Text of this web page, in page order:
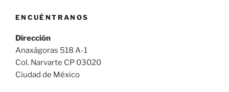
ENCUÉNTRANOS
Dirección
Anaxágoras 518 A-1
Col. Narvarte CP 03020
Ciudad de México